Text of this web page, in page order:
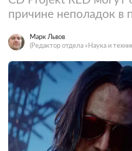
причине неполадок в
Марк Львов
(Редактор отдела «Наука и